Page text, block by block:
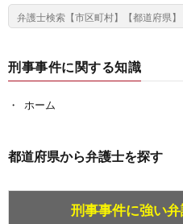
刑事事件に関する知識
ホーム
都道府県から弁護士を探す
刑事事件に強い弁